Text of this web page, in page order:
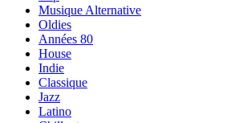
Musique Alternative
Oldies
Années 80
House
Indie
Classique
Jazz
Latino